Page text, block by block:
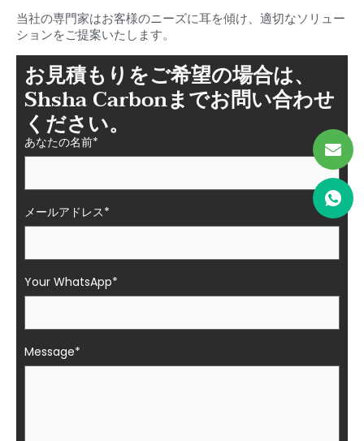
当社の専門家はお客様のニーズに耳を傾け、適切なソリュー
ションをご提案いたします。
お見積もりをご希望の場合は、
Shsha Carbonまでお問い合わせ
ください。
あなたの名前*
メールアドレス*
Your WhatsApp*
Message*